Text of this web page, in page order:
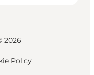
2026
Policy